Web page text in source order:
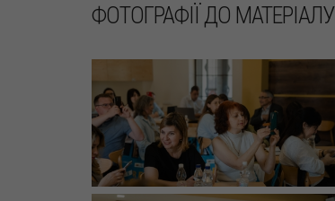
ФОТОГРАФІЇ ДО МАТЕРІАЛУ